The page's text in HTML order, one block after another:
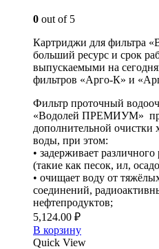
0 out of 5
Картриджи для
больший ресурс и срок
выпускаемыми на
фильтров «Арго-К» и
Фильтр проточный
«Водолей ПРЕМИУМ»
дополнительной очистки
воды, при этом:
• задерживает
(такие как песок, ил,
• очищает воду от
соединений,
нефтепродуктов;
5,124.00 ₽
В корзину
Quick View